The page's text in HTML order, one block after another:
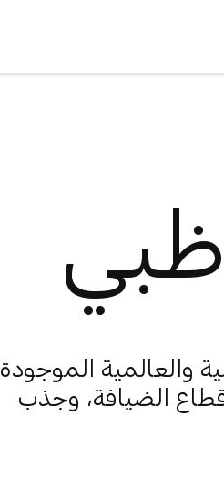
والعالمية الموجودة
الضيافة، وجذب